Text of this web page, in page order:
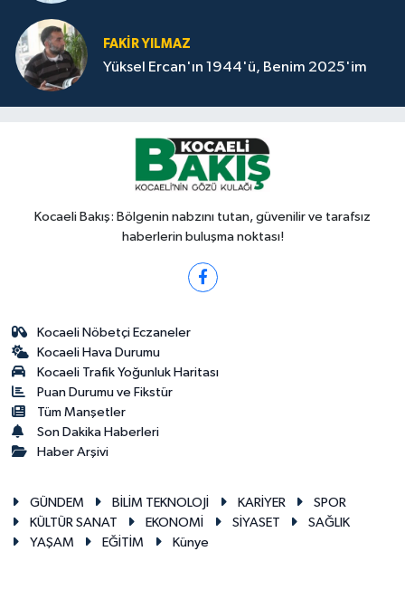
FAKİR YILMAZ
Yüksel Ercan'ın 1944'ü, Benim 2025'im
Kocaeli Bakış: Bölgenin nabzını tutan, güvenilir ve tarafsız
haberlerin buluşma noktası!
Kocaeli Nöbetçi Eczaneler
Kocaeli Hava Durumu
Kocaeli Trafik Yoğunluk Haritası
Puan Durumu ve Fikstür
Tüm Manşetler
Son Dakika Haberleri
Haber Arşivi
GÜNDEM BİLİM TEKNOLOJİ KARİYER
SPOR
KÜLTÜR SANAT
EKONOMİ SİYASET
SAĞLIK
YAŞAM
EĞİTİM Künye